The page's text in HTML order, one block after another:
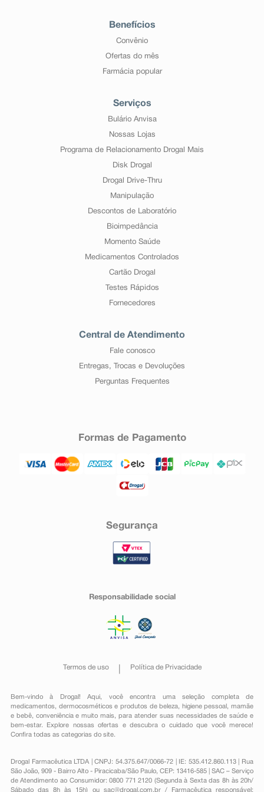
Benefícios
Convênio
Ofertas do mês
Farmácia popular
Serviços
Bulário Anvisa
Nossas Lojas
Programa de Relacionamento Drogal Mais
Disk Drogal
Drogal Drive-Thru
Manipulação
Descontos de Laboratório
Bioimpedância
Momento Saúde
Medicamentos Controlados
Cartão Drogal
Testes Rápidos
Fornecedores
Central de Atendimento
Fale conosco
Entregas, Trocas e Devoluções
Perguntas Frequentes
Formas de Pagamento
Segurança
Responsabilidade social
Termos de uso Política de Privacidade
Bem-vindo à Drogal! Aqui, você encontra uma seleção completa de
medicamentos , dermocosméticos e produtos de beleza, higiene pessoal ,mamãe
e bebê, conveniênciae muito mais, para atender suas necessidades de saúde e
bem-estar. Explore nossas ofertas e descubra o cuidado que você merece!
Confira todas as categorias do site.
Drogal Farmacêutica LTDA | CNPJ: 54.375.647/0066-72 | IE: 535.412.860.113 | Rua
São João, 909 - Bairro Alto - Piracicaba/São Paulo, CEP: 13416-585 | SAC – Serviço
de Atendimento ao Consumidor: 0800 771 2120 (Segunda à Sexta das 8h às 20h/
Sábado das 8h às 15h) ou sac@drogal.com.br/ Farmacêutica responsável: